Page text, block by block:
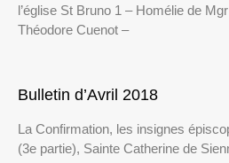
l’église St Bruno 1 – Homélie de
Théodore Cuenot –
Bulletin d’Avril 2018
La Confirmation, les insignes
(3e partie), Sainte Catherine de